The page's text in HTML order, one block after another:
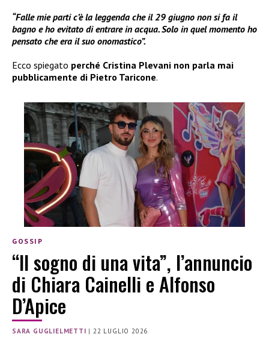
“Falle mie parti c’è la leggenda che il 29 giugno non si fa il
bagno e ho evitato di entrare in acqua. Solo in quel momento ho
pensato che era il suo onomastico”.
Ecco spiegato perché Cristina Plevani non parla mai
pubblicamente di Pietro Taricone.
GOSSIP
“Il sogno di una vita”, l’annuncio
di Chiara Cainelli e Alfonso
D’Apice
SARA GUGLIELMETTI | 22 LUGLIO 2026